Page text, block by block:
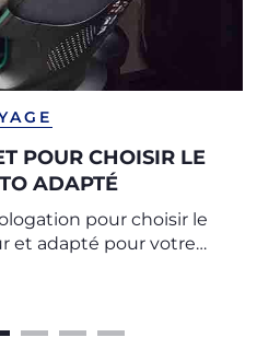
POUR CHOISIR LE
ADAPTÉ
pour choisir le
et adapté pour votre